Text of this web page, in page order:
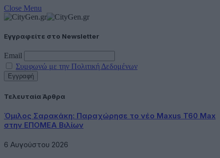
Close Menu
Εγγραφείτε στο Newsletter
Email
Συμφωνώ με την Πολιτική Δεδομένων
Τελευταία Άρθρα
Όμιλος Σαρακάκη: Παραχώρησε το νέο Maxus T60 Max
στην ΕΠΟΜΕΑ Βιλίων
6 Αυγούστου 2026